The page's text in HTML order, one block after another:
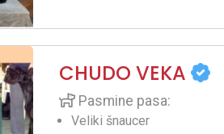
CHUDO VEKA
Pasmine pasa:
Veliki šnaucer